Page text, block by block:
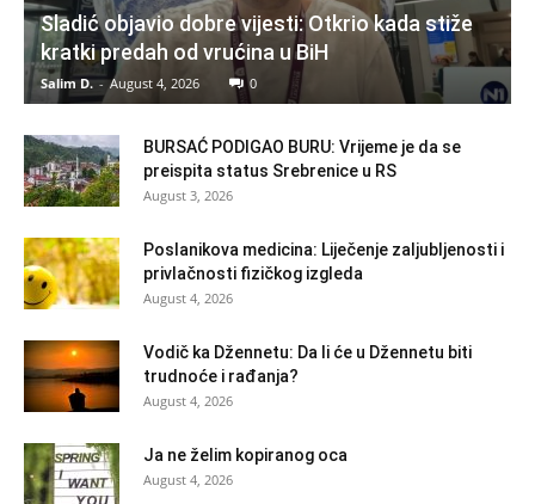
Sladić objavio dobre vijesti: Otkrio kada stiže
kratki predah od vrućina u BiH
Salim D. - August 4, 2026 0
BURSAĆ PODIGAO BURU: Vrijeme je da se
preispita status Srebrenice u RS
August 3, 2026
Poslanikova medicina: Liječenje zaljubljenosti i
privlačnosti fizičkog izgleda
August 4, 2026
Vodič ka Džennetu: Da li će u Džennetu biti
trudnoće i rađanja?
August 4, 2026
Ja ne želim kopiranog oca
August 4, 2026